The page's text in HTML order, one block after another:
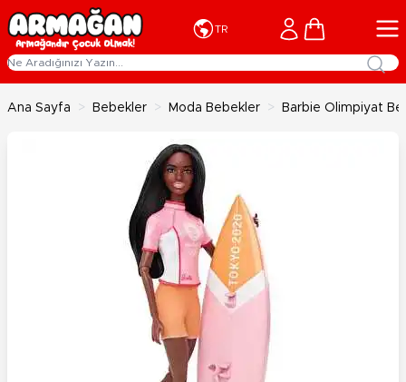
İçeriğe geç
TR Cart
Ana Sayfa > Bebekler > Moda Bebekler > Barbie Olimpiyat